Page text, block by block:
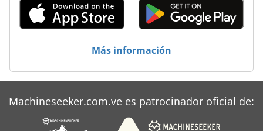
Más información
Machineseeker.com.ve es patrocinador oficial de: